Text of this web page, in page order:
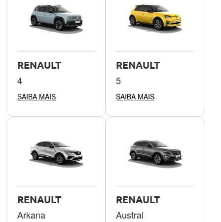
RENAULT
4
SAIBA MAIS
RENAULT
5
SAIBA MAIS
RENAULT
Arkana
RENAULT
Austral